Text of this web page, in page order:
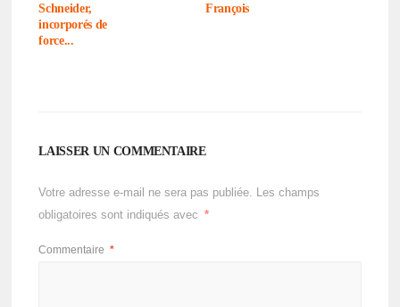
Schnei­der,
incor­po­rés de
force...
François
LAISSER UN COMMENTAIRE
Votre adresse e-mail ne sera pas publiée. Les champs
obligatoires sont indiqués avec
*
Commentaire *